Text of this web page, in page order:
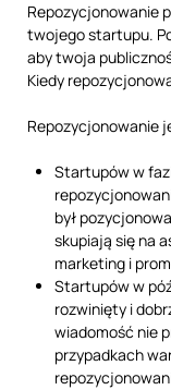
Repozycjonowanie
twojego startupu.
aby twoja
Kiedy
Repozycjonowanie
Startupów w
był
skupiają się na
marketing i
Startupów w
rozwinięty i
wiadomość nie
przypadkach